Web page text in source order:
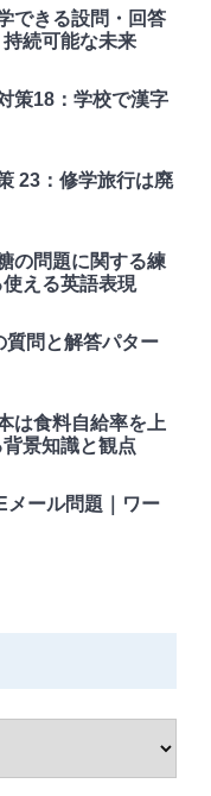
できる設問・回答
続可能な未来
策18：学校で漢字
23：修学旅行は廃
の問題に関する練
える英語表現
質問と解答パター
は食料自給率を上
景知識と観点
メール問題｜ワー